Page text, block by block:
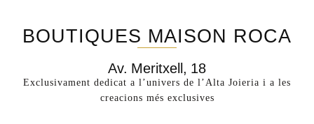
BOUTIQUES MAISON ROCA
Av. Meritxell, 18
Exclusivament dedicat a l’univers de l’Alta Joieria i a les
creacions més exclusives​